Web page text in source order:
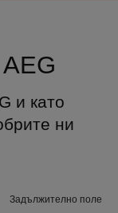
и като
ни
Задължително поле